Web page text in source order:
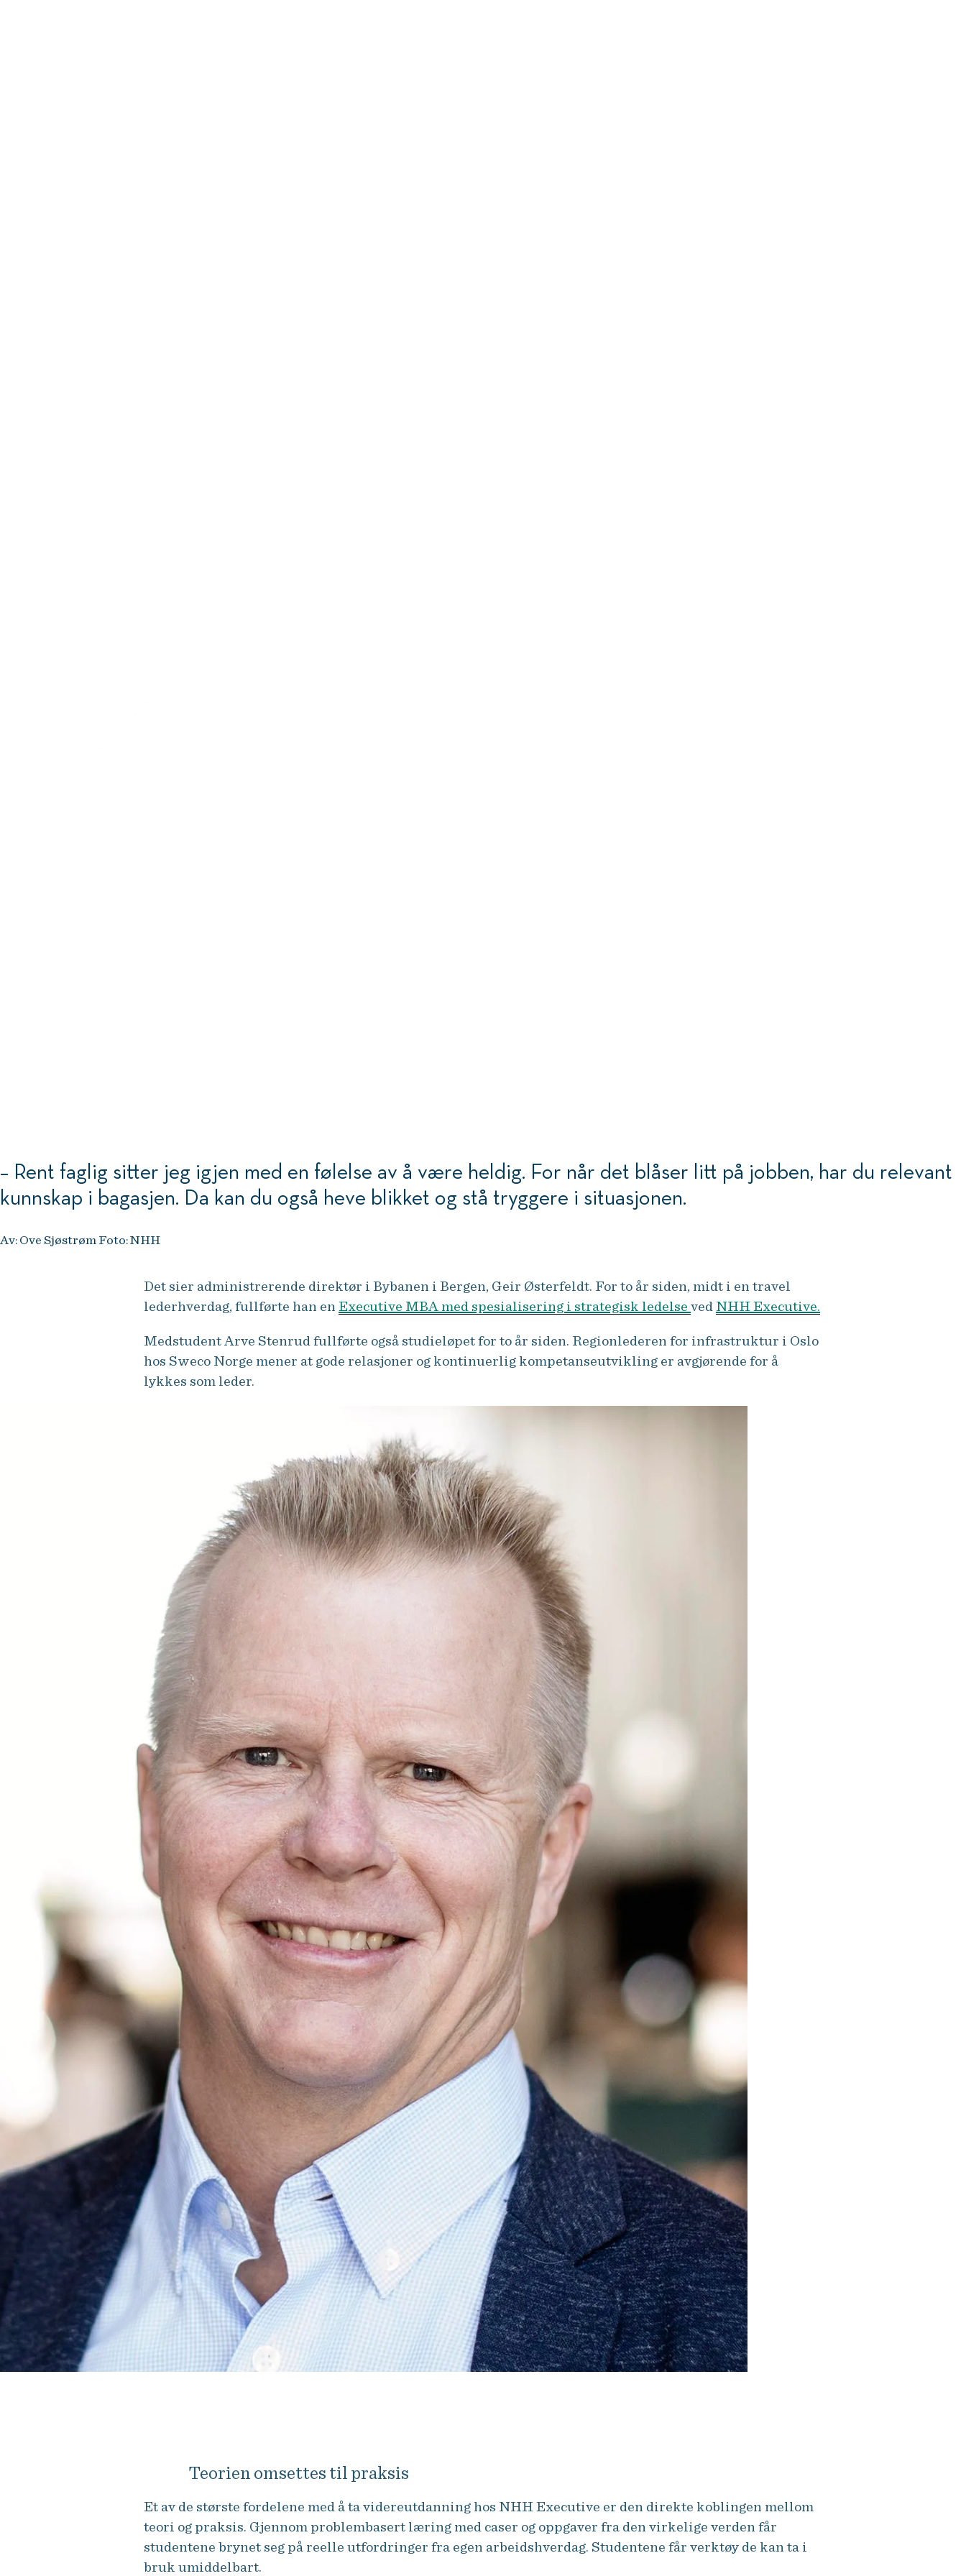
– Rent faglig sitter jeg igjen med en følelse av å være heldig. For når det blåser litt på jobben, har du relevant
kunnskap i bagasjen. Da kan du også heve blikket og stå tryggere i situasjonen.
Av: Ove Sjøstrøm Foto: NHH
Det sier administrerende direktør i Bybanen i Bergen, Geir Østerfeldt. For to år siden, midt i en travel
lederhverdag, fullførte han en Executive MBA med spesialisering i strategisk ledelse ved NHH Executive.
Medstudent Arve Stenrud fullførte også studieløpet for to år siden. Regionlederen for infrastruktur i Oslo
hos Sweco Norge mener at gode relasjoner og kontinuerlig kompetanseutvikling er avgjørende for å
lykkes som leder.
Teorien omsettes til praksis
Et av de største fordelene med å ta videreutdanning hos NHH Executive er den direkte koblingen mellom
teori og praksis. Gjennom problembasert læring med caser og oppgaver fra den virkelige verden får
studentene brynet seg på reelle utfordringer fra egen arbeidshverdag. Studentene får verktøy de kan ta i
bruk umiddelbart.